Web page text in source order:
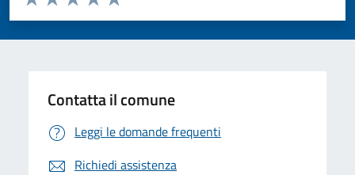
Valuta 5 stelle su 5
Valuta 4 stelle su 5
Valuta 3 stelle su 5
Valuta 2 stelle su 5
Valuta 1 stelle su 5
Contatta il comune
Leggi le domande frequenti
Richiedi assistenza